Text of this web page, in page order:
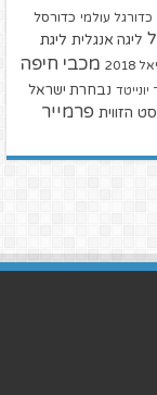
כדורגל עולמי כדורסל
ליגה אנגלית ליגת
2018 מכבי חיפה
נבחרת ישראל
הזווית פרמייר